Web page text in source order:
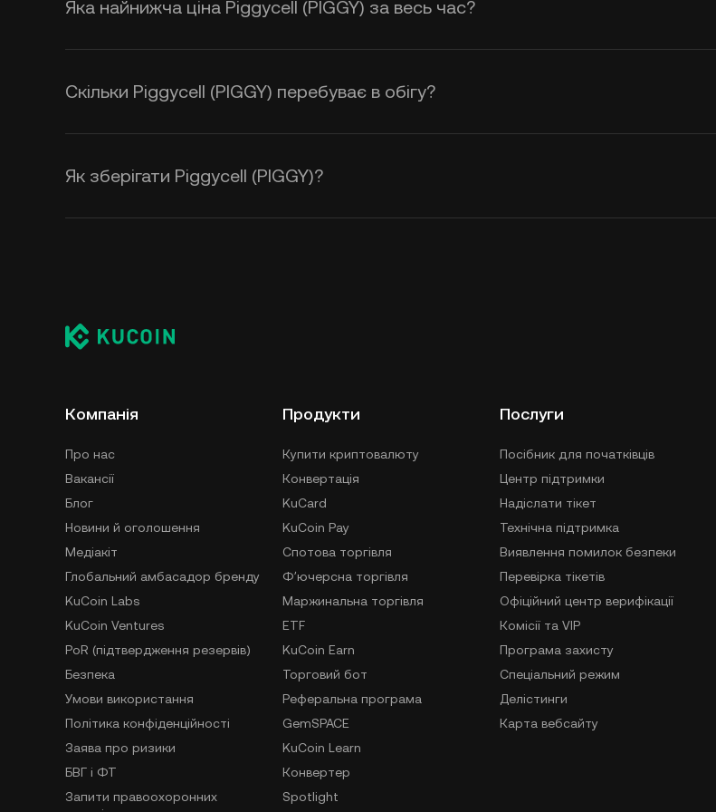
Яка найнижча ціна Piggycell (PIGGY) за весь час?
Скільки Piggycell (PIGGY) перебуває в обігу?
Як зберігати Piggycell (PIGGY)?
Компанія
Про нас
Вакансії
Блог
Новини й оголошення
Медіакіт
Глобальний амбасадор бренду
KuCoin Labs
KuCoin Ventures
PoR (підтвердження резервів)
Безпека
Умови використання
Політика конфіденційності
Заява про ризики
БВГ і ФТ
Запити правоохоронних
Продукти
Купити криптовалюту
Конвертація
KuCard
KuCoin Pay
Спотова торгівля
Фʼючерсна торгівля
Маржинальна торгівля
ETF
KuCoin Earn
Торговий бот
Реферальна програма
GemSPACE
KuCoin Learn
Конвертер
Spotlight
Послуги
Посібник для початківців
Центр підтримки
Надіслати тікет
Технічна підтримка
Виявлення помилок безпеки
Перевірка тікетів
Офіційний центр верифікації
Комісії та VIP
Програма захисту
Спеціальний режим
Делістинги
Карта вебсайту